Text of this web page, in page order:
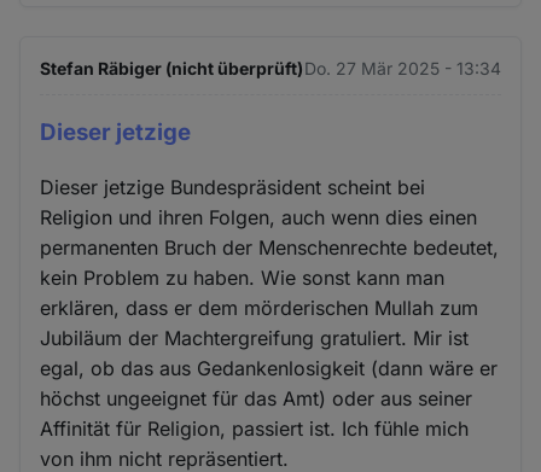
Stefan Räbiger (nicht überprüft)Do. 27 Mär 2025 - 13:34
Dieser jetzige
Dieser jetzige Bundespräsident scheint bei
Religion und ihren Folgen, auch wenn dies einen
permanenten Bruch der Menschenrechte bedeutet,
kein Problem zu haben. Wie sonst kann man
erklären, dass er dem mörderischen Mullah zum
Jubiläum der Machtergreifung gratuliert. Mir ist
egal, ob das aus Gedankenlosigkeit (dann wäre er
höchst ungeeignet für das Amt) oder aus seiner
Affinität für Religion, passiert ist. Ich fühle mich
von ihm nicht repräsentiert.